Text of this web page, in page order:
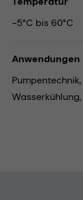
-5°C bis 60°C
Anwendungen
Pumpentechnik,
Wasserkühlung,